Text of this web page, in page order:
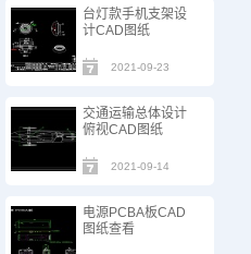
台灯款手机支架设
计CAD图纸
2021-09-23
交通运输总体设计
俯视CAD图纸
2021-09-14
电源PCBA板CAD
图纸查看